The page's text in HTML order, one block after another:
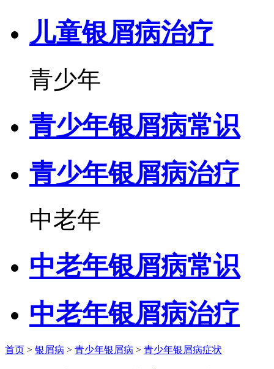
儿童银屑病治疗
青少年
青少年银屑病常识
青少年银屑病治疗
中老年
中老年银屑病常识
中老年银屑病治疗
首页 > 银屑病 > 青少年银屑病 > 青少年银屑病症状